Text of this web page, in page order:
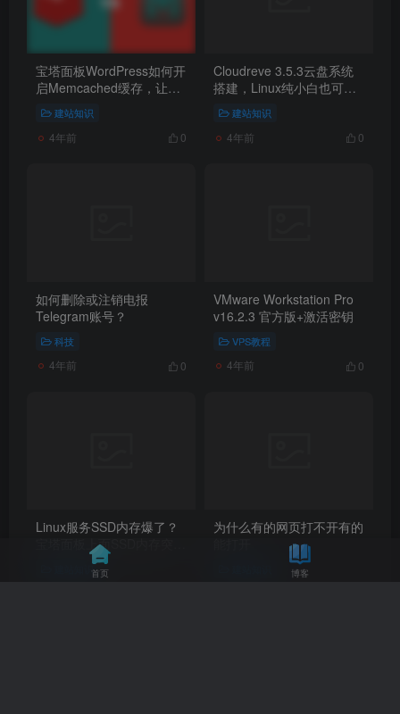
宝塔面板WordPress如何开
启Memcached缓存，让网
站飞起来?
建站知识
4年前 0
Cloudreve 3.5.3云盘系统
搭建，Linux纯小白也可以
从入门到搭建一个完整云
盘。建站知识
4年前 0
如何删除或注销电报
Telegram账号？
科技
4年前 0
VMware Workstation Pro
v16.2.3 官方版+激活密钥
VPS教程
4年前 0
Linux服务SSD内存爆了？
宝塔面板上面SSD内存突然
爆红？试试下面的方法即可
建站知识
为什么有的网页打不开有的
首页 博客